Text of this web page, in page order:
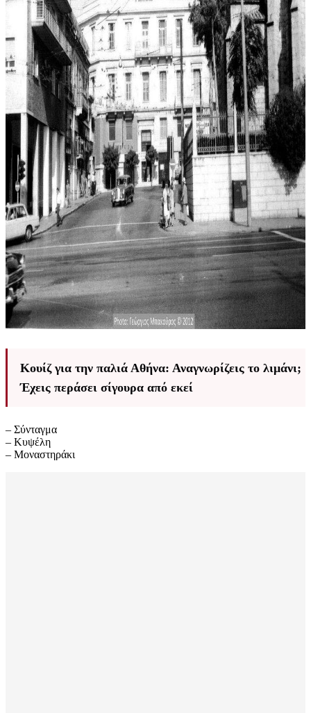
Κουίζ για την παλιά Αθήνα: Αναγνωρίζεις το λιμάνι;
Έχεις περάσει σίγουρα από εκεί
– Σύνταγμα
– Κυψέλη
– Μοναστηράκι